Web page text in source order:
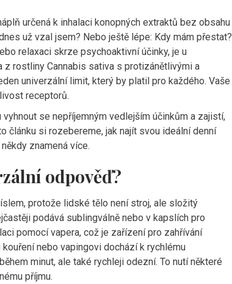
určená k inhalaci konopných extraktů bez obsahu
už vzal jsem? Nebo ještě lépe: Kdy mám přestat?
relaxaci skrze psychoaktivní účinky, je u
z rostliny Cannabis sativa s protizánětlivými a
univerzální limit, který by platil pro každého. Vaše
receptorů.
se nepříjemným vedlejším účinkům a zajistí,
článku si rozebereme, jak najít svou ideální denní
znamená více.
odpověď?
protože lidské tělo není stroj, ale složitý
podává sublingválně nebo v kapslích pro
pomocívapera, což je zařízení pro zahřívání
kouření nebo vapingovi dochází k rychlému
minut, ale také rychleji odezní. To nutí některé
příjmu.